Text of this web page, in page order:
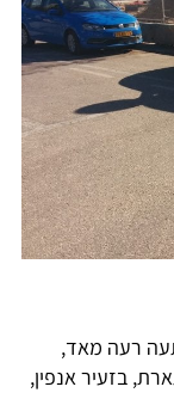
רעה מאד,
בזעיר אנפין,